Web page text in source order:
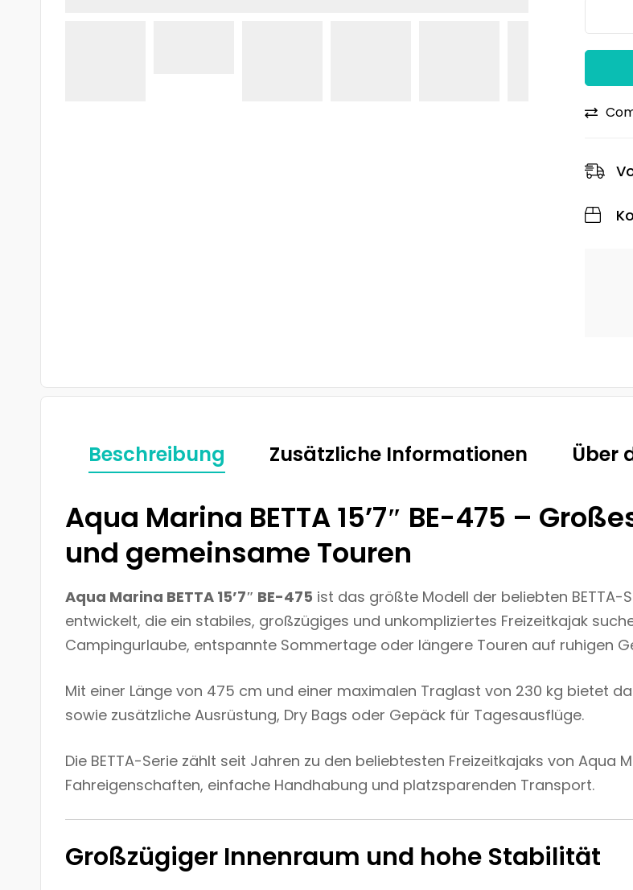
aus
Bis
Beschreibung Zusätzliche Informationen Über
Aqua Marina BETTA 15’7″ BE-475 –
und gemeinsame Touren
Aqua Marina BETTA 15’7″ BE-475 ist das größte Modell der beliebten BETTA-
entwickelt, die ein stabiles, großzügiges und unkompliziertes Freizeitkajak
Campingurlaube, entspannte Sommertage oder längere Touren auf ruhigen
Mit einer Länge von 475 cm und einer maximalen Traglast von 230 kg bietet
sowie zusätzliche Ausrüstung, Dry Bags oder Gepäck für Tagesausflüge.
Die BETTA-Serie zählt seit Jahren zu den beliebtesten Freizeitkajaks von Aqua
Fahreigenschaften, einfache Handhabung und platzsparenden Transport.
Großzügiger Innenraum und hohe Stabilität